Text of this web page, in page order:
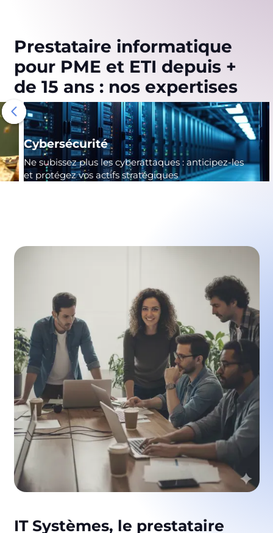
Prestataire informatique
pour PME et ETI depuis +
de 15 ans : nos expertises
Cybersécurité
Ne subissez plus les cyberattaques : anticipez-les
et protégez vos actifs stratégiques
IT Systèmes, le prestataire